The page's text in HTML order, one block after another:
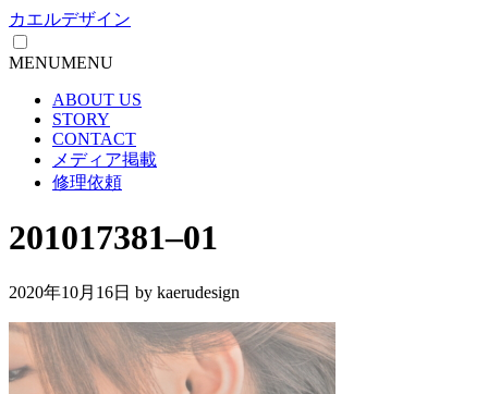
カエルデザイン
MENUMENU
ABOUT US
STORY
CONTACT
メディア掲載
修理依頼
201017381–01
2020年10月16日 by kaerudesign